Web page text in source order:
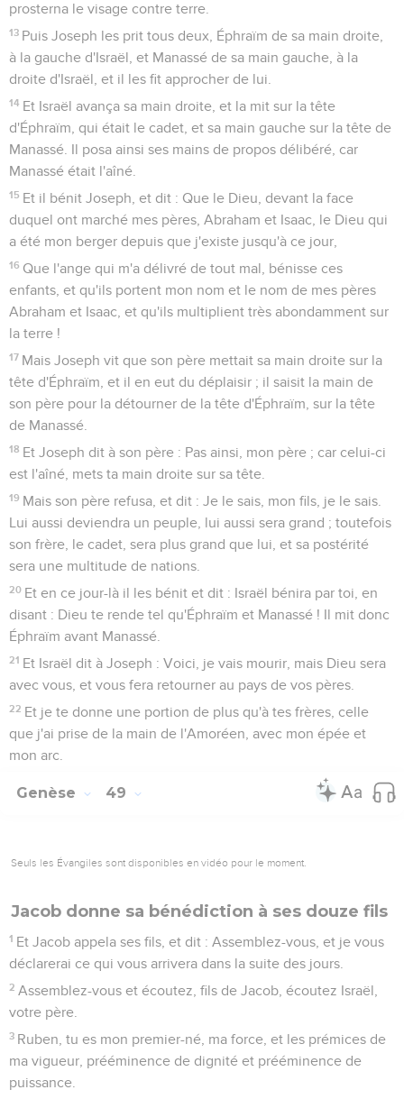
prosterna le visage contre terre.
13 Puis Joseph les prit tous deux, Éphraïm de sa main droite,
à la gauche d'Israël, et Manassé de sa main gauche, à la
droite d'Israël, et il les fit approcher de lui.
14 Et Israël avança sa main droite, et la mit sur la tête
d'Éphraïm, qui était le cadet, et sa main gauche sur la tête de
Manassé. Il posa ainsi ses mains de propos délibéré, car
Manassé était l'aîné.
15 Et il bénit Joseph, et dit : Que le Dieu, devant la face
duquel ont marché mes pères, Abraham et Isaac, le Dieu qui
a été mon berger depuis que j'existe jusqu'à ce jour,
16 Que l'ange qui m'a délivré de tout mal, bénisse ces
enfants, et qu'ils portent mon nom et le nom de mes pères
Abraham et Isaac, et qu'ils multiplient très abondamment sur
la terre !
17 Mais Joseph vit que son père mettait sa main droite sur la
tête d'Éphraïm, et il en eut du déplaisir ; il saisit la main de
son père pour la détourner de la tête d'Éphraïm, sur la tête
de Manassé.
18 Et Joseph dit à son père : Pas ainsi, mon père ; car celui-ci
est l'aîné, mets ta main droite sur sa tête.
19 Mais son père refusa, et dit : Je le sais, mon fils, je le sais.
Lui aussi deviendra un peuple, lui aussi sera grand ; toutefois
son frère, le cadet, sera plus grand que lui, et sa postérité
sera une multitude de nations.
20 Et en ce jour-là il les bénit et dit : Israël bénira par toi, en
disant : Dieu te rende tel qu'Éphraïm et Manassé ! Il mit donc
Éphraïm avant Manassé.
21 Et Israël dit à Joseph : Voici, je vais mourir, mais Dieu sera
avec vous, et vous fera retourner au pays de vos pères.
22 Et je te donne une portion de plus qu'à tes frères, celle
que j'ai prise de la main de l'Amoréen, avec mon épée et
mon arc.
Genèse 49
Seuls les Évangiles sont disponibles en vidéo pour le moment.
Jacob donne sa bénédiction à ses douze fils
1 Et Jacob appela ses fils, et dit : Assemblez-vous, et je vous
déclarerai ce qui vous arrivera dans la suite des jours.
2 Assemblez-vous et écoutez, fils de Jacob, écoutez Israël,
votre père.
3 Ruben, tu es mon premier-né, ma force, et les prémices de
ma vigueur, prééminence de dignité et prééminence de
puissance.